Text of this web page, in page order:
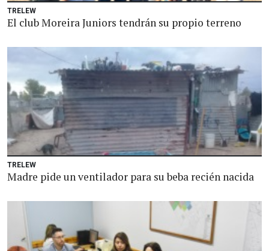
TRELEW
El club Moreira Juniors tendrán su propio terreno
TRELEW
Madre pide un ventilador para su beba recién nacida